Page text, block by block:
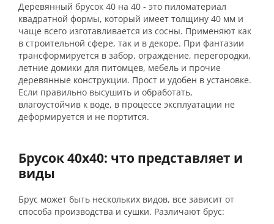
Деревянный брусок 40 на 40 - это пиломатериал
квадратной формы, который имеет толщину 40 мм и
чаще всего изготавливается из сосны. Применяют как
в строительной сфере, так и в декоре. При фантазии
трансформируется в забор, ограждение, перегородки,
летние домики для питомцев, мебель и прочие
деревянные конструкции. Прост и удобен в установке.
Если правильно высушить и обработать,
влагоустойчив к воде, в процессе эксплуатации не
деформируется и не портится.
Брусок 40х40: что представляет и
виды
Брус может быть нескольких видов, все зависит от
способа производства и сушки. Различают брус: